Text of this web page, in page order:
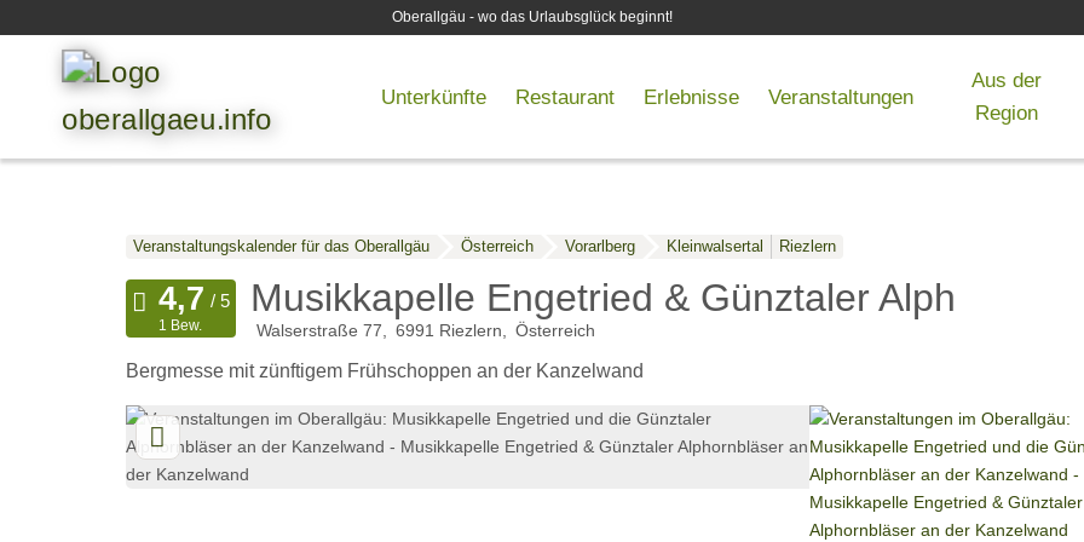
Oberallgäu - wo das Urlaubsglück beginnt!
Unterkünfte Restaurant Erlebnisse Veranstaltungen
Aus der
Region
Veranstaltungskalender für das Oberallgäu Österreich Vorarlberg Kleinwalsertal Riezlern
Musikkapelle Engetried & Günztaler
Walserstraße 77 6991 Riezlern Österreich
Bergmesse mit zünftigem Frühschoppen an der Kanzelwand
1 Bew.